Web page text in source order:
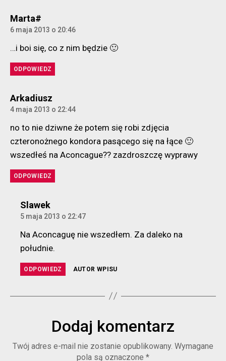
Marta#
6 maja 2013 o 20:46
…i boi się, co z nim będzie 🙂
ODPOWIEDZ
Arkadiusz
4 maja 2013 o 22:44
no to nie dziwne że potem się robi zdjęcia
czteronożnego kondora pasącego się na łące 🙂
wszedłeś na Aconcague?? zazdroszczę wyprawy
ODPOWIEDZ
Slawekkomentarz:
5 maja 2013 o 22:47
Na Aconcaguę nie wszedłem. Za daleko na
południe.
ODPOWIEDZ AUTOR WPISU
Dodaj komentarz
Twój adres e-mail nie zostanie opublikowany. Wymagane
pola są oznaczone *